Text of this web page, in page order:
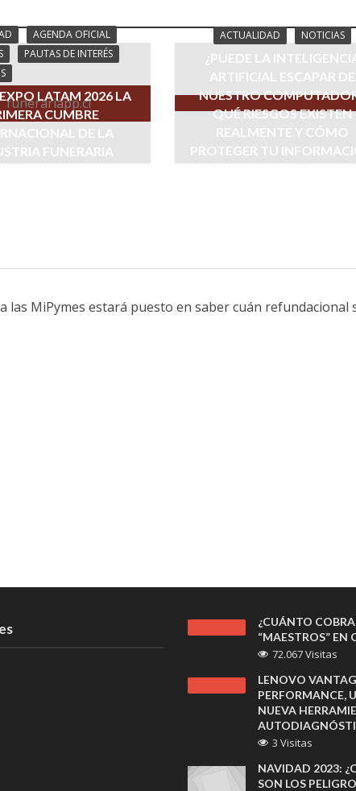
AGENDA OFICIAL
PAUTAS DE INTERÉS
LATAM 2026 LA
CUMBRE
DE LA
FUNERARIA
ACTUALIDAD NOTICIAS
¿PUEDE LA
ARTIFICIAL ESCAPAR DE
NUESTRO
QUÉ RIESGOS EXISTEN
REALMENTE Y CÓMO
PROTEGER TU
las MiPymes estará puesto en saber cuán refundacional
¿CUÁNTO
“MAESTROS” EN
72.067 Visitas
LENOVO
PERFORMANCE,
NUEVA
3 Visitas
NAVIDAD 2023:
SON LOS